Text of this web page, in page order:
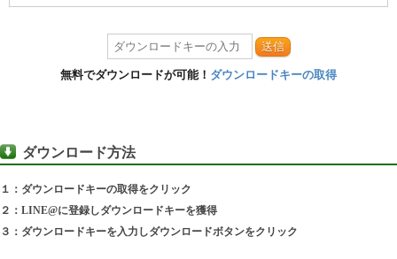
送信
無料でダウンロードが可能！ ダウンロードキーの取得
ダウンロード方法
１：ダウンロードキーの取得をクリック
２：LINE@に登録しダウンロードキーを獲得
３：ダウンロードキーを入力しダウンロードボタンをクリック